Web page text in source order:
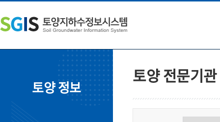
문
내
용
쪽
메
뉴
단
주
소
토양 정보
토양 전문기관